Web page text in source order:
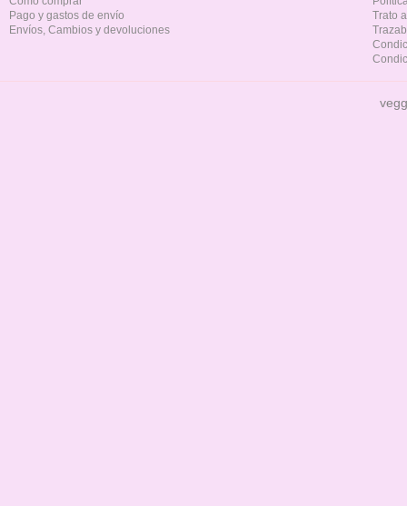
Pago y gastos de envío
Envíos, Cambios y devoluciones
Trato